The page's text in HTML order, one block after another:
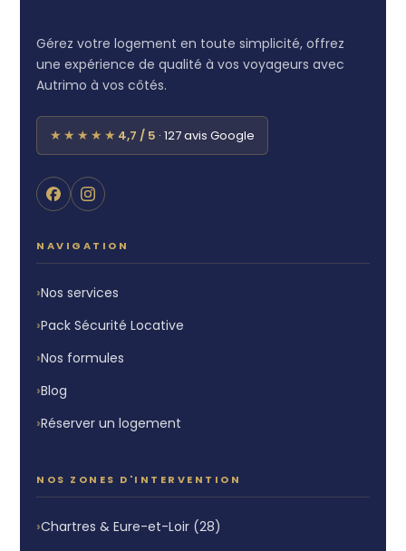
Gérez votre logement en toute simplicité, offrez
une expérience de qualité à vos voyageurs avec
Autrimo à vos côtés.
★★★★★ 4,7 / 5 · 127 avis Google
NAVIGATION
Nos services
Pack Sécurité Locative
Nos formules
Blog
Réserver un logement
NOS ZONES D'INTERVENTION
Chartres & Eure-et-Loir (28)